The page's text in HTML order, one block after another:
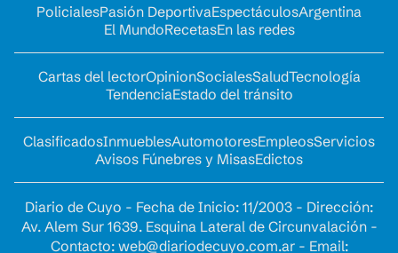
PolicialesPasión DeportivaEspectáculosArgentina
El MundoRecetasEn las redes
Cartas del lectorOpinionSocialesSaludTecnología
TendenciaEstado del tránsito
ClasificadosInmueblesAutomotoresEmpleosServicios
Avisos Fúnebres y MisasEdictos
Diario de Cuyo - Fecha de Inicio: 11/2003 - Dirección:
Av. Alem Sur 1639. Esquina Lateral de Circunvalación -
Contacto: web@diariodecuyo.com.ar- Email: